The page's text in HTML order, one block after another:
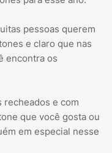
pessoas querem
e claro que nas
encontra os
recheados e com
que você gosta ou
em especial nesse